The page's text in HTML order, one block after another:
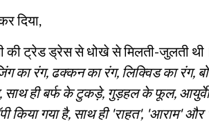
दिया,
की ट्रेड ड्रेस से धोखे से मिलती-जुलती
का रंग, ढक्कन का रंग, लिक्विड का रंग,
ही बर्फ के टुकड़े, गुड़हल के फूल,
किया गया है, साथ ही 'राहत', 'आराम' और